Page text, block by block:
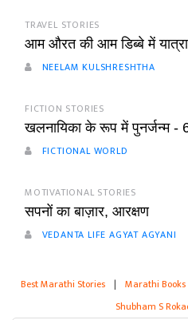
TRAVEL STORIES
आम औरत की आम डिब्बे में यात्रा
NEELAM KULSHRESHTHA
FICTION STORIES
खलनायिका के रूप में पुनर्जन्म -
FICTIONAL WORLD
MOTIVATIONAL STORIES
सपनों का बाज़ार, आरक्षण
VEDANTA LIFE AGYAT AGYANI
Best Marathi Stories | Marathi Books
Shubham S